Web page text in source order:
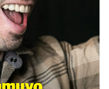
gusto suprimir la
posibilidad que el resto
ahí es cuando se activa
eso merezco pleistesía”
le voy a decir si mirá